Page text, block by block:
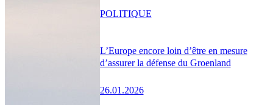
L’Europe encore loin d’être en mesure
d’assurer la défense du Groenland
26.01.2026
POLITIQUE